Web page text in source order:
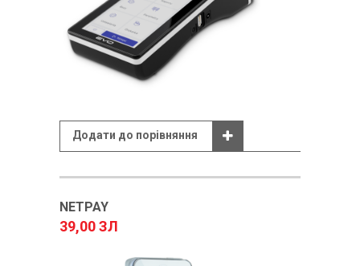
Додати до порівняння
NETPAY
39,00 ЗЛ